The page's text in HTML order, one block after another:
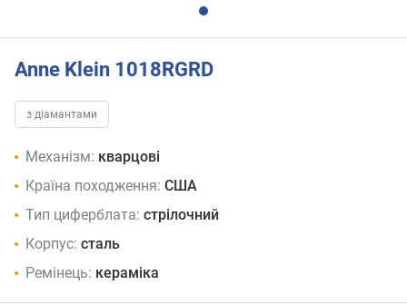
Anne Klein 1018RGRD
з діамантами
Механізм: кварцові
Країна походження: США
Тип циферблата: стрілочний
Корпус: сталь
Ремінець: кераміка